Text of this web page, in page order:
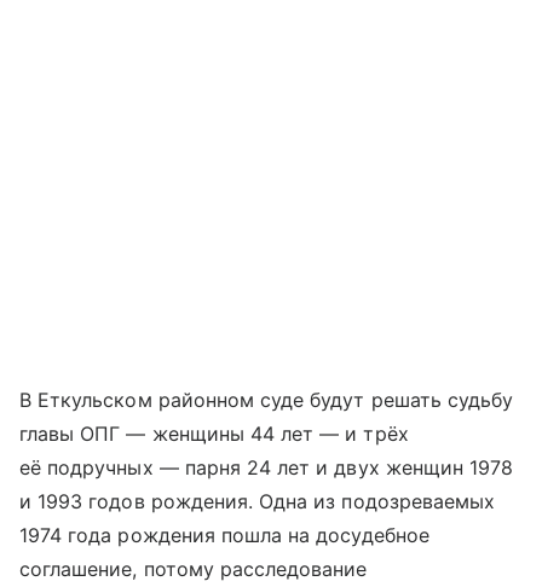
В Еткульском районном суде будут решать судьбу
главы ОПГ — женщины 44 лет — и трёх
её подручных — парня 24 лет и двух женщин 1978
и 1993 годов рождения. Одна из подозреваемых
1974 года рождения пошла на досудебное
соглашение, потому расследование